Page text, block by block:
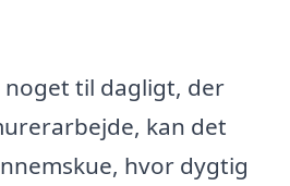
til dagligt, der
kan det
hvor dygtig